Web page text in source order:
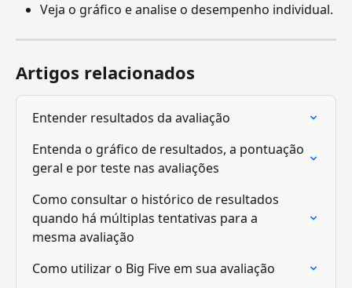
Veja o gráfico e analise o desempenho individual.
Artigos relacionados
Entender resultados da avaliação
Entenda o gráfico de resultados, a pontuação
geral e por teste nas avaliações
Como consultar o histórico de resultados
quando há múltiplas tentativas para a
mesma avaliação
Como utilizar o Big Five em sua avaliação